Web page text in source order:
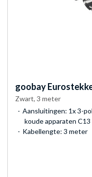
goobay
Zwart, 3 meter
Aansluitingen: 1x 3-
koude apparaten C13
Kabellengte: 3 meter